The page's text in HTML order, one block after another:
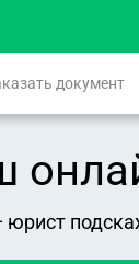
документ